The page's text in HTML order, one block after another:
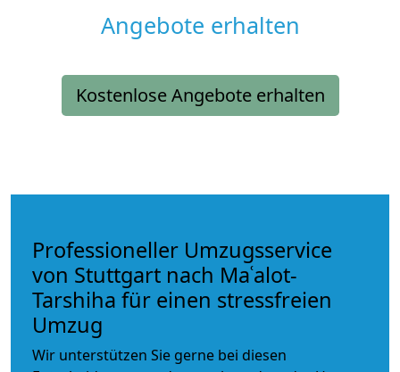
Angebote erhalten
Kostenlose Angebote erhalten
Professioneller Umzugsservice
von Stuttgart nach Maʿalot-
Tarshiha für einen stressfreien
Umzug
Wir unterstützen Sie gerne bei diesen